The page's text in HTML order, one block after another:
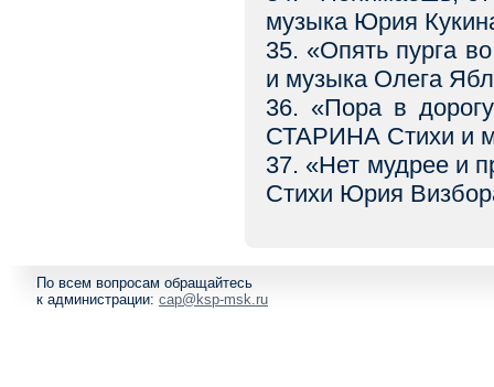
музыка Юрия
35. «Опять пурга
и музыка Олега
36. «Пора в
СТАРИНА Стихи и
37. «Нет мудрее и
Стихи Юрия
По всем вопросам обращайтесь
к администрации: cap@ksp-msk.ru